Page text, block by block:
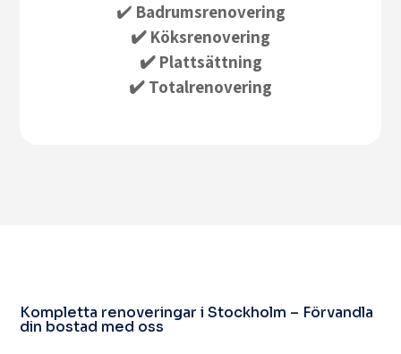
✔️ Badrumsrenovering
✔️ Köksrenovering
✔️ Plattsättning
✔️ Totalrenovering
Kompletta renoveringar i Stockholm – Förvandla
din bostad med oss